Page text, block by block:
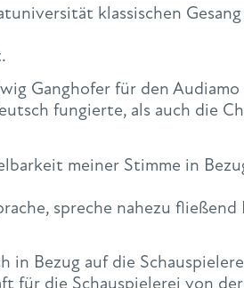
klassischen Gesang
Ganghofer für den Audiamo
fungierte, als auch die
meiner Stimme in
spreche nahezu fließend
Bezug auf die
für die Schauspielerei von